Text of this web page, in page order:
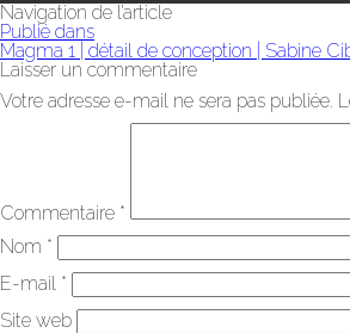
Navigation de l’article
Publié dans
Magma 1 | détail de conception | Sabine
Laisser un commentaire
Votre adresse e-mail ne sera pas publiée.
Commentaire *
Nom *
E-mail *
Site web